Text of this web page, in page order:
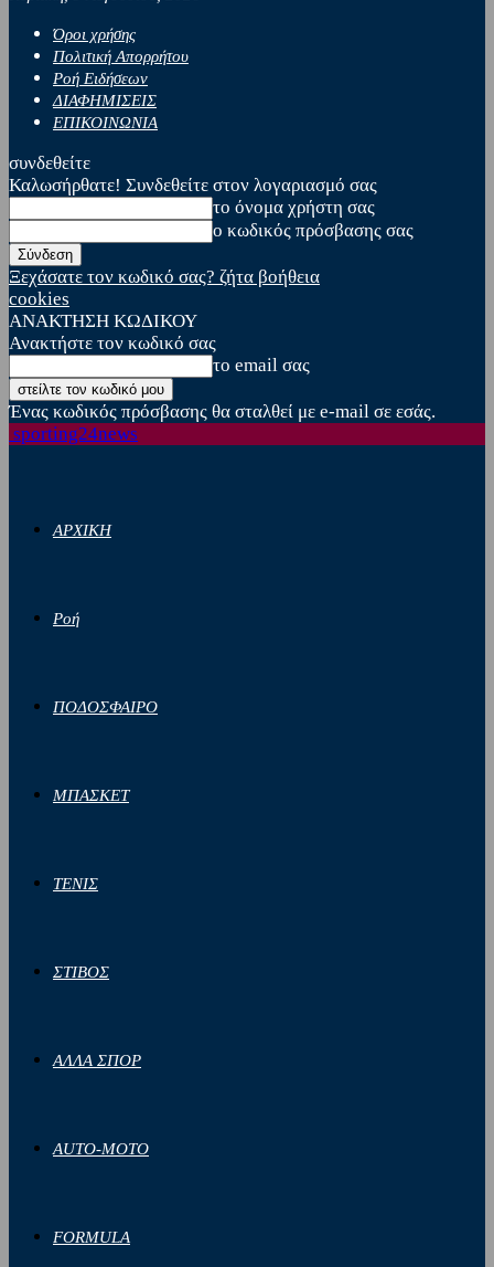
Όροι χρήσης
Πολιτική Απορρήτου
Ροή Ειδήσεων
ΔΙΑΦΗΜΙΣΕΙΣ
ΕΠΙΚΟΙΝΩΝΙΑ
συνδεθείτε
Καλωσήρθατε! Συνδεθείτε στον λογαριασμό σας
το όνομα χρήστη σας
ο κωδικός πρόσβασης σας
Ξεχάσατε τον κωδικό σας? ζήτα βοήθεια
cookies
ΑΝΑΚΤΗΣΗ ΚΩΔΙΚΟΥ
Ανακτήστε τον κωδικό σας
το email σας
Ένας κωδικός πρόσβασης θα σταλθεί με e-mail σε εσάς.
sporting24news
ΑΡΧΙΚΗ
Ροή
ΠΟΔΟΣΦΑΙΡΟ
ΜΠΑΣΚΕΤ
ΤΕΝΙΣ
ΣΤΙΒΟΣ
ΑΛΛΑ ΣΠΟΡ
AUTO-MOTO
FORMULA